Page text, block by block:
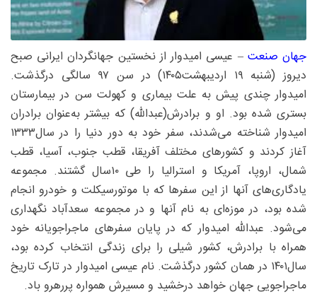
جهان‌ صنعت – عیسی امیدوار از نخستین جهانگردان ایرانی صبح
دیروز (شنبه ۱۹ اردیبهشت۱۴۰۵) در سن ۹۷ سالگی درگذشت.
امیدوار چندی پیش به علت بیماری و کهولت سن در بیمارستان
بستری شده بود. او و برادرش(عبدالله) که بیشتر به‌عنوان برادران
امیدوار شناخته می‌شدند، سفر خود به دور دنیا را در سال۱۳۳۳
آغاز کردند و کشورهای مختلف آفریقا، قطب جنوب، آسیا، قطب
شمال، اروپا، آمریکا و استرالیا را طی ۱۰سال گشتند. مجموعه
یادگاری‌های آنها از این سفرها که با موتورسیکلت و خودرو انجام
شده بود، در موزه‌ای به نام آنها و در مجموعه سعدآباد نگهداری
می‌شود. عبدالله امیدوار که در پایان سفرهای ماجراجویانه خود
همراه با برادرش، کشور شیلی را برای زندگی انتخاب کرده بود،
سال۱۴۰۱ در همان کشور درگذشت. نام عیسی امیدوار در تارک تاریخ
ماجراجویی جهان خواهد درخشید و مسیرش همواره پررهرو باد.